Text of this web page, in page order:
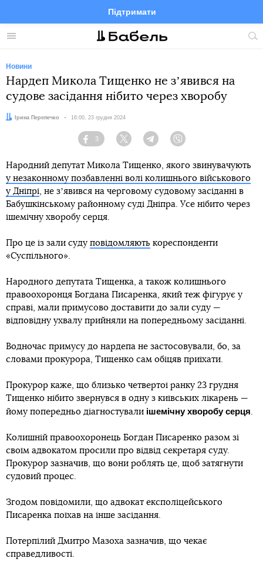
Меню
Підтримати
FacebookTelegramTwitter
Новини
Нардеп Микола Тищенко не зʼявився на
судове засідання нібито через хворобу
Автор:Ірина Перепечко Дата:
16:00, 23 грудня 2024
Facebook
3
Twitter TelegramViber
Народний депутат Микола Тищенко, якого звинувачують
у незаконному позбавленні волі колишнього військового
у Дніпрі, не зʼявився на черговому судовому засіданні в
Бабушкінському районному суді Дніпра. Усе нібито через
ішемічну хворобу серця.
Про це із зали суду повідомляють кореспонденти
«Суспільного».
Народного депутата Тищенка, а також колишнього
правоохоронця Богдана Писаренка, який теж фігурує у
справі, мали примусово доставити до зали суду —
відповідну ухвалу прийняли на попередньому засіданні.
Водночас примусу до нардепа не застосовували, бо, за
словами прокурора, Тищенко сам обіцяв приїхати.
Прокурор каже, що близько четвертої ранку 23 грудня
Тищенко нібито звернувся в одну з київських лікарень —
йому попередньо діагностували ішемічну хворобу серця.
Колишній правоохоронець Богдан Писаренко разом зі
своїм адвокатом просили про відвід секретаря суду.
Прокурор зазначив, що вони роблять це, щоб затягнути
судовий процес.
Згодом повідомили, що адвокат експоліцейського
Писаренка поїхав на інше засідання.
Потерпілий Дмитро Мазоха зазначив, що чекає
справедливості.